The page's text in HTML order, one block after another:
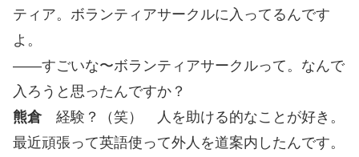
ティア。ボランティアサークルに入ってるんです
よ。
――すごいな〜ボランティアサークルって。なんで
入ろうと思ったんですか？
熊倉 経験？（笑） 人を助ける的なことが好き。
最近頑張って英語使って外人を道案内したんです。